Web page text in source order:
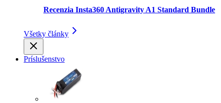
Recenzia Insta360 Antigravity A1 Standard Bundle
Všetky články
Príslušenstvo